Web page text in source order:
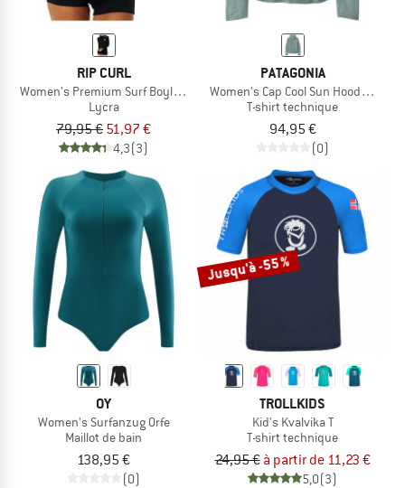
RIP CURL
Women's Premium Surf Boyleg UV Suit
Lycra
79,95 € 51,97 €
4,3(3)
PATAGONIA
Women's Cap Cool Sun Hoody Peak
T-shirt technique
94,95 €
(0)
OY
Women's Surfanzug Orfe
Maillot de bain
138,95 €
(0)
Jusqu'à -55 %
TROLLKIDS
Kid's Kvalvika T
T-shirt technique
24,95 € à partir de 11,23 €
5,0(3)